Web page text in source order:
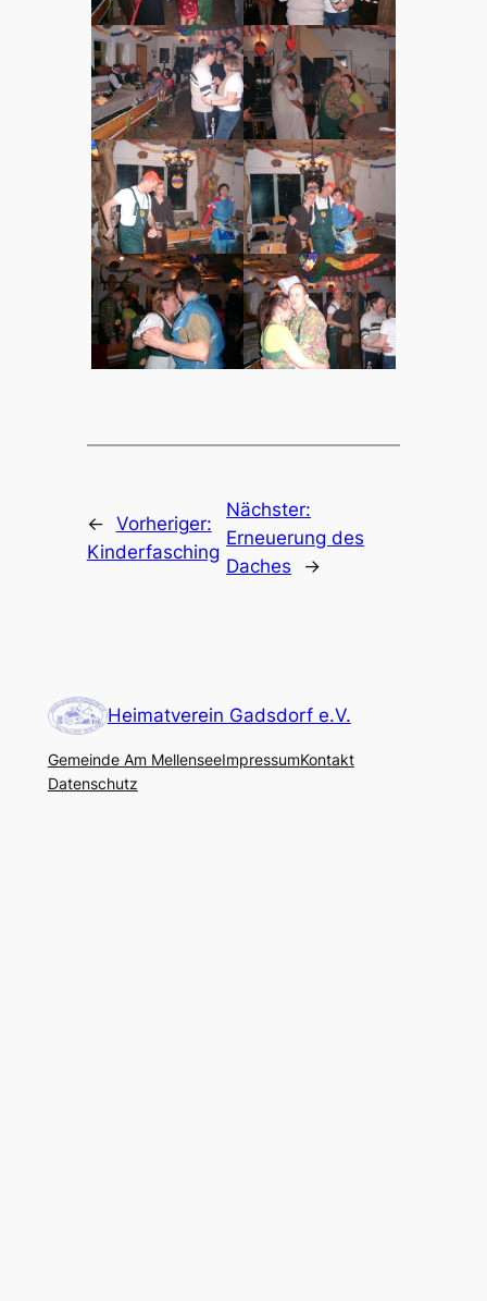
← Vorheriger:
Kinderfasching
Nächster:
Erneuerung des
Daches
→
Heimatverein Gadsdorf e.V.
Gemeinde Am MellenseeImpressumKontakt
Datenschutz